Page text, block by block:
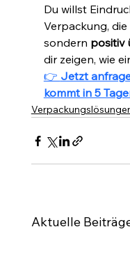
Du willst
Verpackung,
sondern positiv
dir zeigen, wie
👉 Jetzt
kommt in 5
Aktuelle